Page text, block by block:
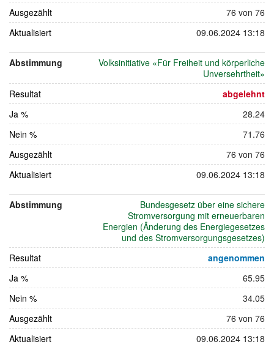
Ausgezählt
76 von 76
Aktualisiert
09.06.2024 13:18
Abstimmung
Volksinitiative «Für Freiheit und körperliche
Unversehrtheit»
Resultat
abgelehnt
Ja %
28.24
Nein %
71.76
Ausgezählt
76 von 76
Aktualisiert
09.06.2024 13:18
Abstimmung
Bundesgesetz über eine sichere
Stromversorgung mit erneuerbaren
Energien (Änderung des Energiegesetzes
und des Stromversorgungsgesetzes)
Resultat
angenommen
Ja %
65.95
Nein %
34.05
Ausgezählt
76 von 76
Aktualisiert
09.06.2024 13:18